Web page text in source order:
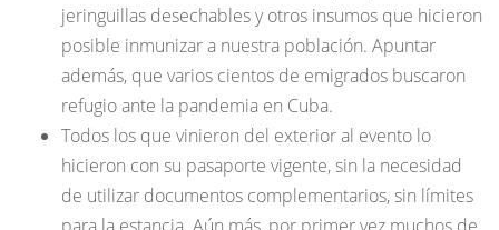
jeringuillas desechables y otros insumos que hicieron
posible inmunizar a nuestra población. Apuntar
además, que varios cientos de emigrados buscaron
refugio ante la pandemia en Cuba.
Todos los que vinieron del exterior al evento lo
hicieron con su pasaporte vigente, sin la necesidad
de utilizar documentos complementarios, sin límites